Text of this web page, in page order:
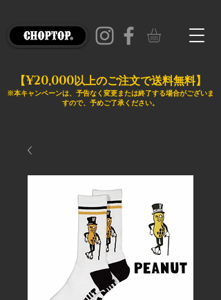
【¥20,000以上のご注文で送料無料】
※本キャンペーンは、予告なく変更または終了する場合がございま
すので、予めご了承ください。